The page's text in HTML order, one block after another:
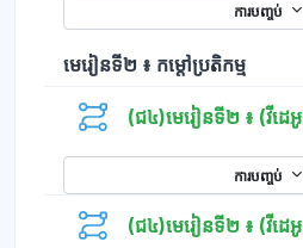
ការបញ្ចប់
មេរៀនទី២ ៖ កម្តៅប្រតិកម្ម
(ជ៤)មេរៀនទី២ ៖ (វីដេអូ
ការបញ្ចប់
(ជ៤)មេរៀនទី២ ៖ (វីដេ